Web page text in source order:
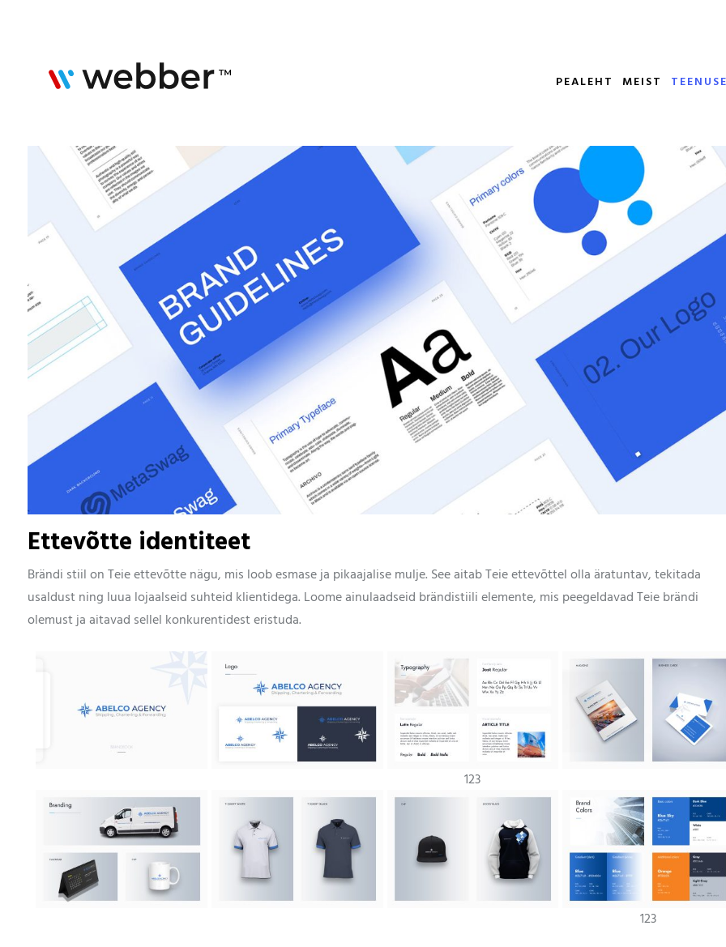
PEALEHT MEIST
Ettevõtte identiteet
Brändi stiil on Teie ettevõtte nägu, mis loob esmase ja pikaajalise mulje. See aitab Teie ettevõttel olla äratuntav, tekitada
usaldust ning luua lojaalseid suhteid klientidega. Loome ainulaadseid brändistiili elemente, mis peegeldavad Teie brändi
olemust ja aitavad sellel konkurentidest eristuda.
123
123